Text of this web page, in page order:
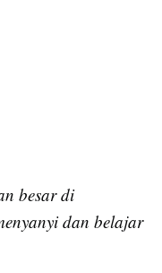
besar di
dan belajar